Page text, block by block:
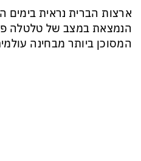
ארצות הברית נראית בימים
הנמצאת במצב של טלטלה
המסוכן ביותר מבחינה